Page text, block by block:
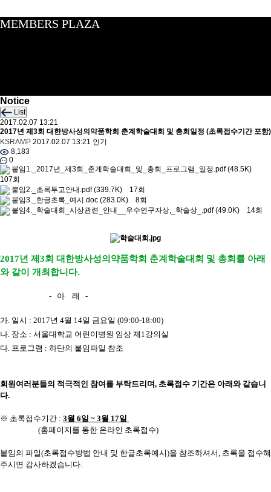
MEMBERS PLAZA
Notice
List
2017.02.07 13:21
2017년 제3회 대한방사성의약품학회 춘계학술대회 및 총회일정 (초록접수기간 포함)
KSRAMP 2017.02.07 13:21 인기
8,183
0
붙임1._2017년_제3회_춘계학술대회_및_총회_프로그램_일정.pdf(48.5K)
107회
붙임2._초록투고안내.pdf(339.7K) 17회
붙임3._한글초록_예시.doc (283.0K) 8회
붙임4._학술대회_시상관련_안내__우수연구자상,_학술상_.pdf(49.0K) 14회
2017년 제3회 대한방사성의약품학회 춘계학술대회 및 총회를 아래
와 같이 개최합니다.
- 아 래 -
가. 일시 : 2017년 4월 14일 금요일 (09:00-18:00)
나. 장소 : 서울대학교 어린이병원 임상 제1강의실
다. 프로그램 : 하단의 붙임파일 참조
회원여러분들의 적극적인 참여를 부탁드리며, 초록접수 기간은 아래와 같습니
다.
※ 초록접수기간 : 3월 6일 ~ 3월 17일
(홈페이지를 통한 온라인 초록접수)
붙임의 파일(초록접수방법 안내 및 한글초록예시)을 참조하셔서, 초록을 접수해
주시면 감사하겠습니다.